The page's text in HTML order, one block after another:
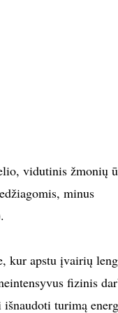
vidutinis žmonių
minus
kur apstu įvairių
fizinis
turimą